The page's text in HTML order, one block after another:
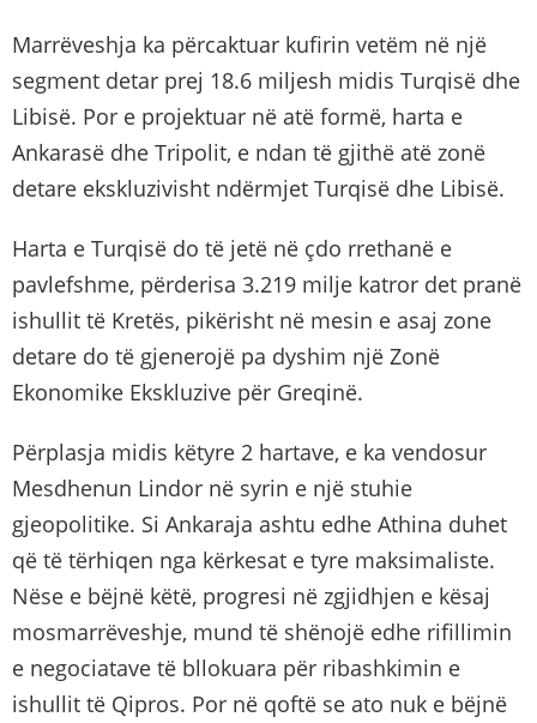
Marrëveshja ka përcaktuar kufirin vetëm në një
segment detar prej 18.6 miljesh midis Turqisë dhe
Libisë. Por e projektuar në atë formë, harta e
Ankarasë dhe Tripolit, e ndan të gjithë atë zonë
detare ekskluzivisht ndërmjet Turqisë dhe Libisë.
Harta e Turqisë do të jetë në çdo rrethanë e
pavlefshme, përderisa 3.219 milje katror det pranë
ishullit të Kretës, pikërisht në mesin e asaj zone
detare do të gjenerojë pa dyshim një Zonë
Ekonomike Ekskluzive për Greqinë.
Përplasja midis këtyre 2 hartave, e ka vendosur
Mesdhenun Lindor në syrin e një stuhie
gjeopolitike. Si Ankaraja ashtu edhe Athina duhet
që të tërhiqen nga kërkesat e tyre maksimaliste.
Nëse e bëjnë këtë, progresi në zgjidhjen e kësaj
mosmarrëveshje, mund të shënojë edhe rifillimin
e negociatave të bllokuara për ribashkimin e
ishullit të Qipros. Por në qoftë se ato nuk e bëjnë